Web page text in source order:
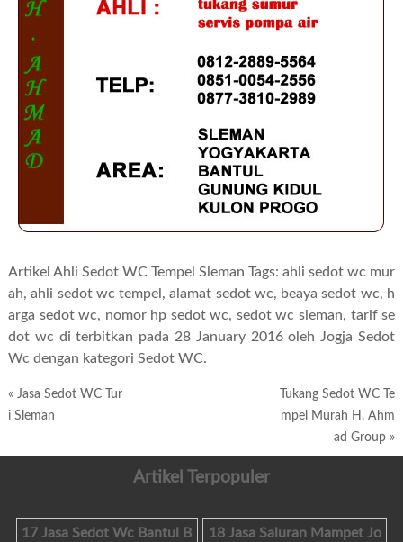
Artikel Ahli Sedot WC Tempel Sleman Tags:ahli sedot wc mur
ah,ahli sedot wc tempel ,alamat sedot wc, beaya sedot wc, h
arga sedot wc, nomor hp sedot wc, sedot wc sleman, tarif se
dot wc di terbitkan pada 28 January 2016 oleh Jogja Sedot
Wc dengan kategori Sedot WC.
« Jasa Sedot WC Tur
i Sleman
Tukang Sedot WC Te
mpel Murah H. Ahm
ad Group »
Artikel Terpopuler
17 Jasa Sedot Wc Bantul B 18 Jasa Saluran Mampet Jo